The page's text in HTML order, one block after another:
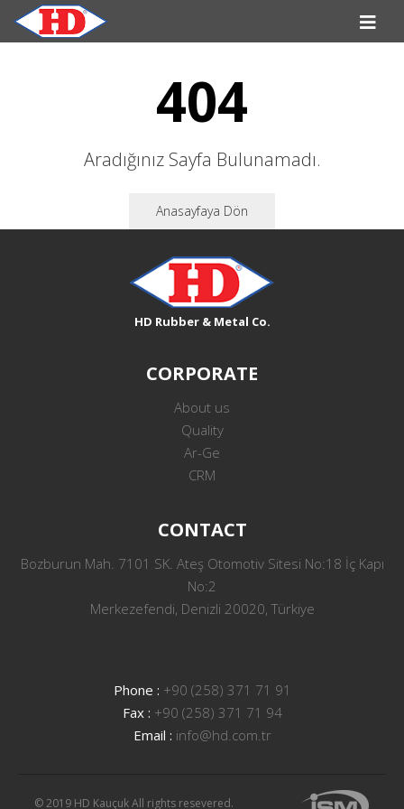
404
Aradığınız Sayfa Bulunamadı.
Anasayfaya Dön
HD Rubber & Metal Co.
CORPORATE
About us
Quality
Ar-Ge
CRM
CONTACT
Bozburun Mah. 7101 SK. Ateş Otomotiv Sitesi No:18 İç Kapı
No:2
Merkezefendi, Denizli 20020, Türkiye
Phone : +90 (258) 371 71 91
Fax : +90 (258) 371 71 94
Email : info@hd.com.tr
© 2019 HD Kauçuk All rights resevered.